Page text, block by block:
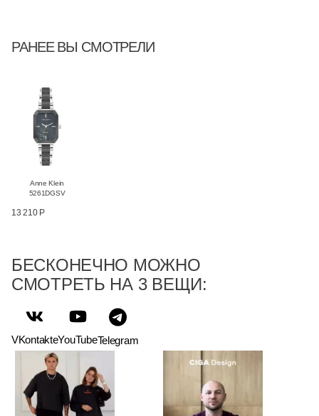
РАНЕЕ ВЫ СМОТРЕЛИ
Anne Klein
5261DGSV
13 210 Р
БЕСКОНЕЧНО МОЖНО
СМОТРЕТЬ НА 3 ВЕЩИ:
VKontakteYouTubeTelegram